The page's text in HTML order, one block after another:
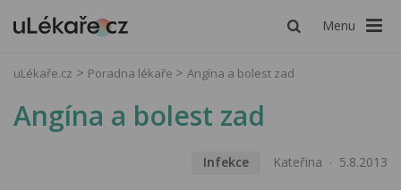
Menu
uLékaře.cz Poradna lékaře Angína a bolest zad
Angína a bolest zad
Infekce Kateřina 5.8.2013